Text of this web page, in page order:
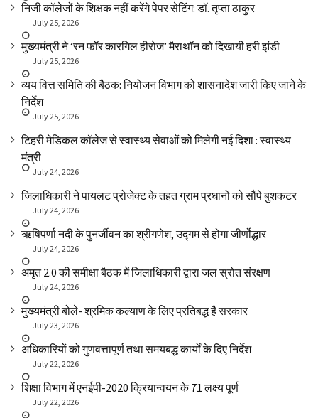
निजी कॉलेजों के शिक्षक नहीं करेंगे पेपर सेटिंग: डॉ. तृप्ता ठाकुर
July 25, 2026
मुख्यमंत्री ने ‘रन फॉर कारगिल हीरोज’ मैराथॉन को दिखायी हरी झंडी
July 25, 2026
व्यय वित्त समिति की बैठक: नियोजन विभाग को शासनादेश जारी किए जाने के
निर्देश
July 25, 2026
टिहरी मेडिकल कॉलेज से स्वास्थ्य सेवाओं को मिलेगी नई दिशा : स्वास्थ्य
मंत्री
July 24, 2026
जिलाधिकारी ने पायलट प्रोजेक्ट के तहत ग्राम प्रधानों को सौंपे बुशकटर
July 24, 2026
ऋषिपर्णा नदी के पुनर्जीवन का श्रीगणेश, उद्गम से होगा जीर्णोद्धार
July 24, 2026
अमृत 2.0 की समीक्षा बैठक में जिलाधिकारी द्वारा जल स्रोत संरक्षण
July 24, 2026
मुख्यमंत्री बोले- श्रमिक कल्याण के लिए प्रतिबद्ध है सरकार
July 23, 2026
अधिकारियों को गुणवत्तापूर्ण तथा समयबद्ध कार्यों के दिए निर्देश
July 22, 2026
शिक्षा विभाग में एनईपी-2020 क्रियान्वयन के 71 लक्ष्य पूर्ण
July 22, 2026